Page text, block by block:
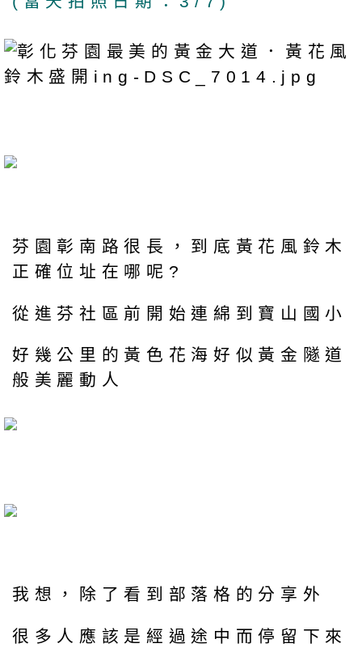
芬園彰南路很長，到底黃花風鈴木
正確位址在哪呢?
從進芬社區前開始連綿到寶山國小
好幾公里的黃色花海好似黃金隧道
般美麗動人
我想，除了看到部落格的分享外
很多人應該是經過途中而停留下來